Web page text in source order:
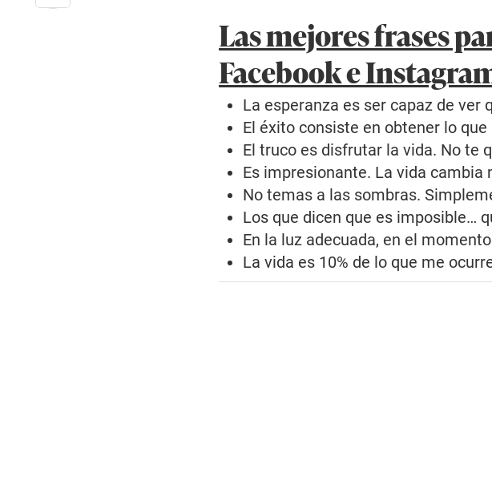
Las mejores frases
Facebook e
La esperanza es ser capaz de ver
El éxito consiste en obtener lo
El truco es disfrutar la vida. No te
Es impresionante. La vida cambia
No temas a las sombras.
Los que dicen que es imposible…
En la luz adecuada, en el
La vida es 10% de lo que me